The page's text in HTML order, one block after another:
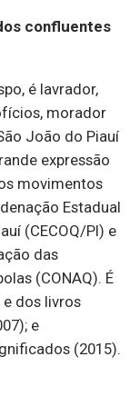
confluentes
é lavrador,
morador
João do Piauí
expressão
movimentos
Estadual
(CECOQ/PI) e
das
(CONAQ). É
dos livros
e
(2015).